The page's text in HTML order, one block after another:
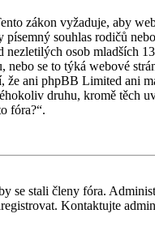
zákon vyžaduje, aby
souhlas rodičů
osob mladších
se to týká webové
že ani phpBB Limited ani
druhu, kromě těch
fóra?“.
se stali členy fóra.
Kontaktujte